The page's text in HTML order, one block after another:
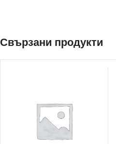
Свързани продукти